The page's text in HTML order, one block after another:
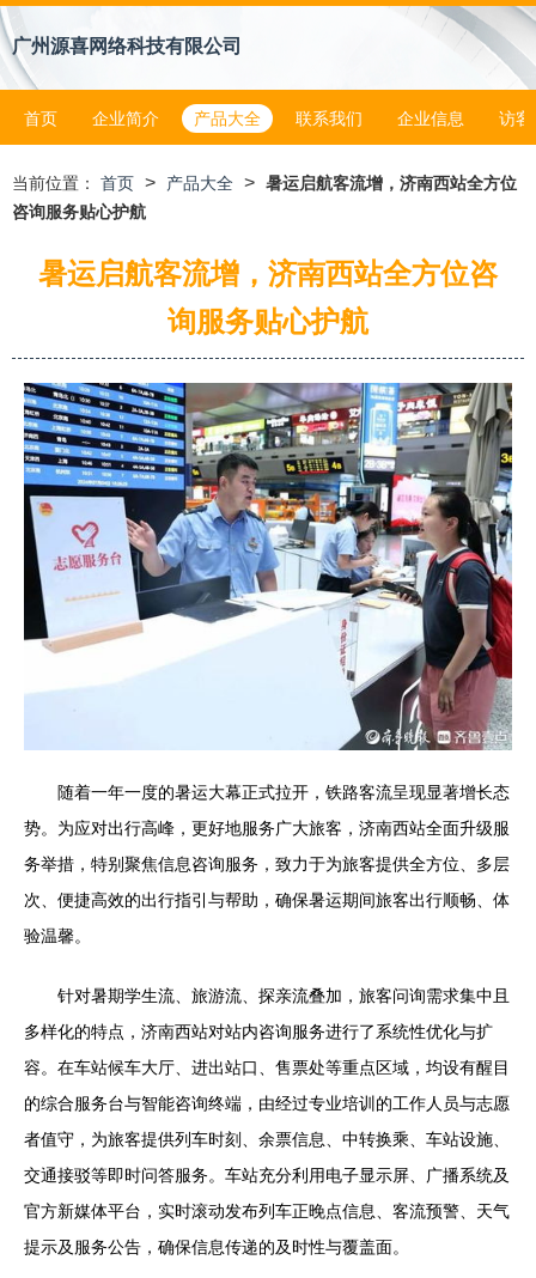
广州源喜网络科技有限公司
首页 企业简介 产品大全 联系我们 企业信息 访客
当前位置： 首页 > 产品大全 > 暑运启航客流增，济南西站全方位
咨询服务贴心护航
暑运启航客流增，济南西站全方位咨
询服务贴心护航
随着一年一度的暑运大幕正式拉开，铁路客流呈现显著增长态
势。为应对出行高峰，更好地服务广大旅客，济南西站全面升级服
务举措，特别聚焦信息咨询服务，致力于为旅客提供全方位、多层
次、便捷高效的出行指引与帮助，确保暑运期间旅客出行顺畅、体
验温馨。
针对暑期学生流、旅游流、探亲流叠加，旅客问询需求集中且
多样化的特点，济南西站对站内咨询服务进行了系统性优化与扩
容。在车站候车大厅、进出站口、售票处等重点区域，均设有醒目
的综合服务台与智能咨询终端，由经过专业培训的工作人员与志愿
者值守，为旅客提供列车时刻、余票信息、中转换乘、车站设施、
交通接驳等即时问答服务。车站充分利用电子显示屏、广播系统及
官方新媒体平台，实时滚动发布列车正晚点信息、客流预警、天气
提示及服务公告，确保信息传递的及时性与覆盖面。